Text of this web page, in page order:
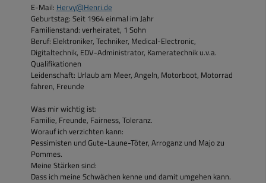
E-Mail: Hervy@Henri.de
Geburtstag: Seit 1964 einmal im Jahr
Familienstand: verheiratet, 1 Sohn
Beruf: Elektroniker, Techniker, Medical-Electronic,
Digitaltechnik, EDV-Administrator, Kameratechnik u.v.a.
Qualifikationen
Leidenschaft: Urlaub am Meer, Angeln, Motorboot, Motorrad
fahren, Freunde
Was mir wichtig ist:
Familie, Freunde, Fairness, Toleranz.
Worauf ich verzichten kann:
Pessimisten und Gute-Laune-Töter, Arroganz und Majo zu
Pommes.
Meine Stärken sind:
Dass ich meine Schwächen kenne und damit umgehen kann.